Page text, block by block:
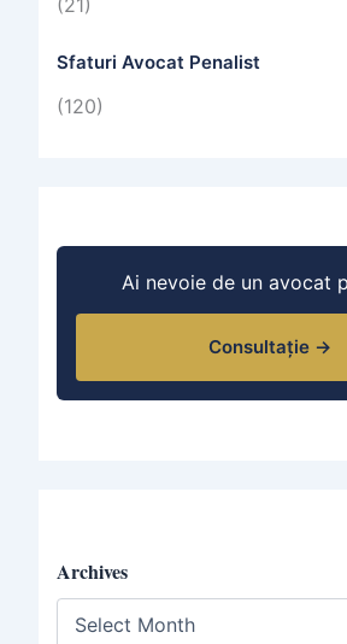
(21)
Sfaturi Avocat Penalist
(120)
Ai nevoie de un avocat
Consultație →
Archives
A